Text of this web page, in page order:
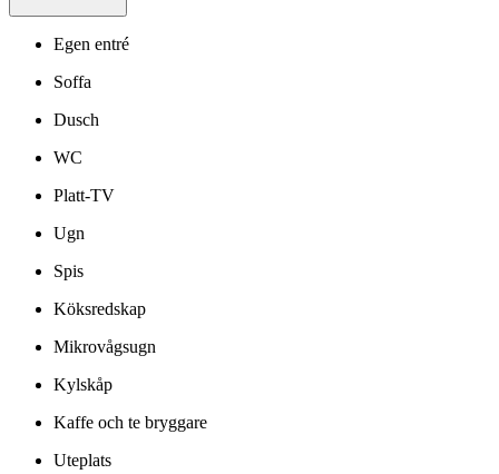
Egen entré
Soffa
Dusch
WC
Platt-TV
Ugn
Spis
Köksredskap
Mikrovågsugn
Kylskåp
Kaffe och te bryggare
Uteplats